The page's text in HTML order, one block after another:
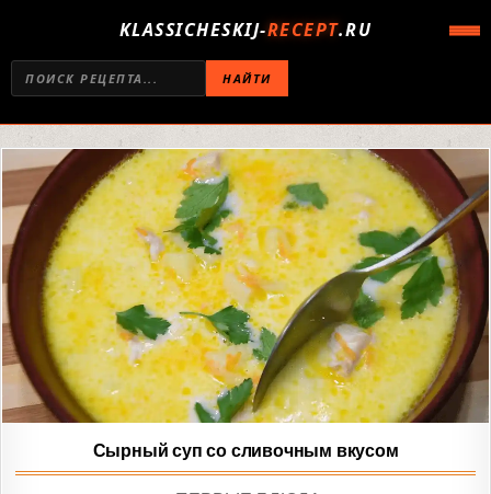
KLASSICHESKIJ-RECEPT.RU
НАЙТИ
Сырный суп со сливочным вкусом